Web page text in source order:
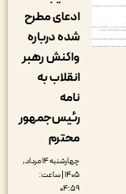
ادعای مطرح
شده درباره
واکنش رهبر
انقلاب به
رئیس‌جمهور
چهارشنبه ۱۴ مرداد,
۱۴۰۵ | ساعت: